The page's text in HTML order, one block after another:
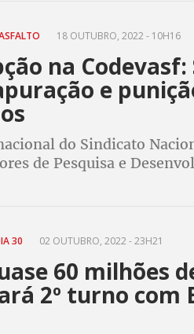
18 OUTUBRO, 2022 - 10H16
na
e
do Sindicato
de Pesquisa e
30 02 OUTUBRO, 2022 - 23H21
60 milhões
2º turno com